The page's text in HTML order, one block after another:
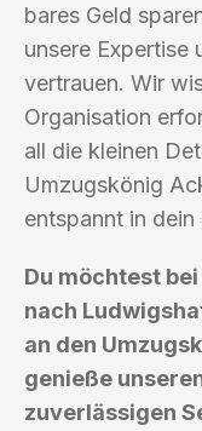
bares Geld
unsere Expertise
vertrauen. Wir
Organisation
all die kleinen
Umzugskönig
entspannt in
Du möchtest
nach
an den
genieße
zuverlässigen